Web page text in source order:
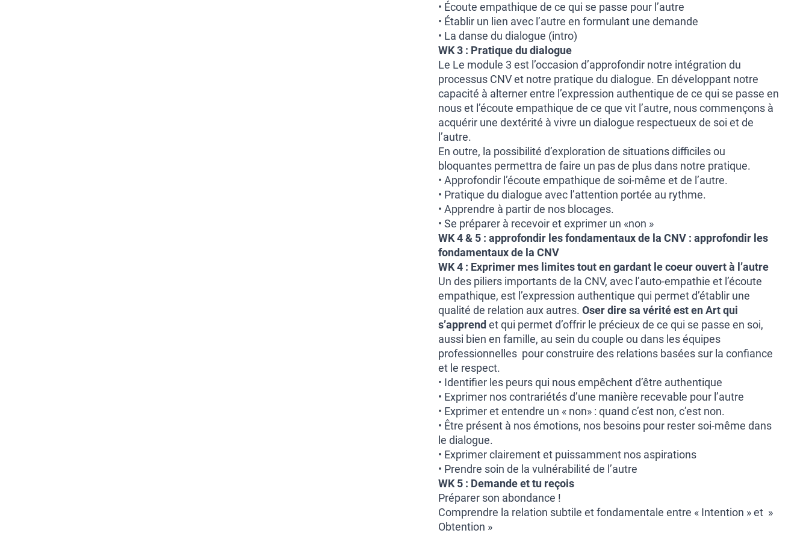
• Écoute empathique de ce qui se passe pour l’autre
• Établir un lien avec l’autre en formulant une demande
• La danse du dialogue (intro)
WK 3 : Pratique du dialogue
Le Le module 3 est l’occasion d’approfondir notre intégration du
processus CNV et notre pratique du dialogue. En développant notre
capacité à alterner entre l’expression authentique de ce qui se passe en
nous et l’écoute empathique de ce que vit l’autre, nous commençons à
acquérir une dextérité à vivre un dialogue respectueux de soi et de
l’autre.
En outre, la possibilité d’exploration de situations difficiles ou
bloquantes permettra de faire un pas de plus dans notre pratique.
• Approfondir l’écoute empathique de soi-même et de l’autre.
• Pratique du dialogue avec l’attention portée au rythme.
• Apprendre à partir de nos blocages.
• Se préparer à recevoir et exprimer un «non »
WK 4 & 5 : approfondir les fondamentaux de la CNV : approfondir les
fondamentaux de la CNV
WK 4 : Exprimer mes limites tout en gardant le coeur ouvert à l’autre
Un des piliers importants de la CNV, avec l’auto-empathie et l’écoute
empathique, est l’expression authentique qui permet d’établir une
qualité de relation aux autres. Oser dire sa vérité est en Art qui
s’apprend et qui permet d’offrir le précieux de ce qui se passe en soi,
aussi bien en famille, au sein du couple ou dans les équipes
professionnelles pour construire des relations basées sur la confiance
et le respect.
• Identifier les peurs qui nous empêchent d’être authentique
• Exprimer nos contrariétés d’une manière recevable pour l’autre
• Exprimer et entendre un « non» : quand c’est non, c’est non.
• Être présent à nos émotions, nos besoins pour rester soi-même dans
le dialogue.
• Exprimer clairement et puissamment nos aspirations
• Prendre soin de la vulnérabilité de l’autre
WK 5 : Demande et tu reçois
Préparer son abondance !
Comprendre la relation subtile et fondamentale entre « Intention » et »
Obtention »